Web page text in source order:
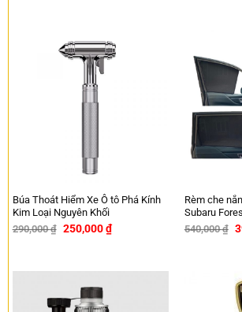
Búa Thoát Hiểm Xe Ô tô Phá Kính
Kim Loại Nguyên Khối
290,000₫ 250,000₫
Rèm che
Subaru
540,000₫